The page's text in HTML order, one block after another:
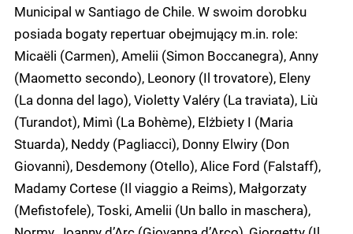
Municipal w Santiago de Chile. W swoim dorobku
posiada bogaty repertuar obejmujący m.in. role:
Micaëli (Carmen), Amelii (Simon Boccanegra), Anny
(Maometto secondo), Leonory (Il trovatore), Eleny
(La donna del lago), Violetty Valéry (La traviata), Liù
(Turandot), Mimì (La Bohème), Elżbiety I (Maria
Stuarda), Neddy (Pagliacci), Donny Elwiry (Don
Giovanni), Desdemony (Otello), Alice Ford (Falstaff),
Madamy Cortese (Il viaggio a Reims), Małgorzaty
(Mefistofele), Toski, Amelii (Un ballo in maschera),